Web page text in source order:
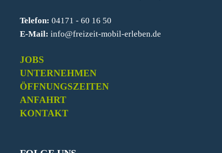
Telefon: 04171 - 60 16 50
E-Mail: info@freizeit-mobil-erleben.de
JOBS
UNTERNEHMEN
ÖFFNUNGSZEITEN
ANFAHRT
KONTAKT